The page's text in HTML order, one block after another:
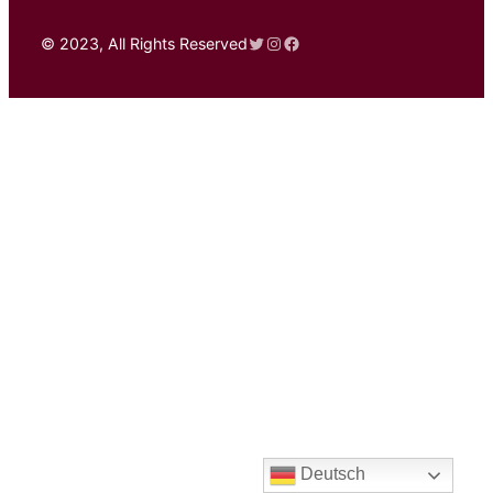
© 2023, All Rights ReservedTwitter
Instagram
Facebook
Deutsch